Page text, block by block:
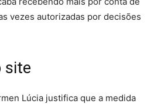
vezes autorizadas por decisões
site
Lúcia justifica que a medida